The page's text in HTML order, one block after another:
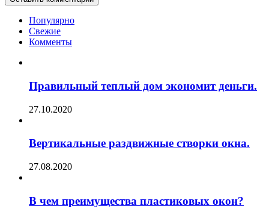
Популярно
Свежие
Комменты
Правильный теплый дом экономит деньги.
27.10.2020
Вертикальные раздвижные створки окна.
27.08.2020
В чем преимущества пластиковых окон?